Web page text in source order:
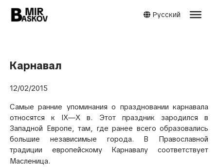
Русский
Карнавал
12/02/2015
Самые ранние упоминания о праздновании карнавала
относятся к IX—X в. Этот праздник зародился в
Западной Европе, там, где ранее всего образовались
большие независимые города. В Православной
традиции европейскому Карнавалу соответствует
Масленица.